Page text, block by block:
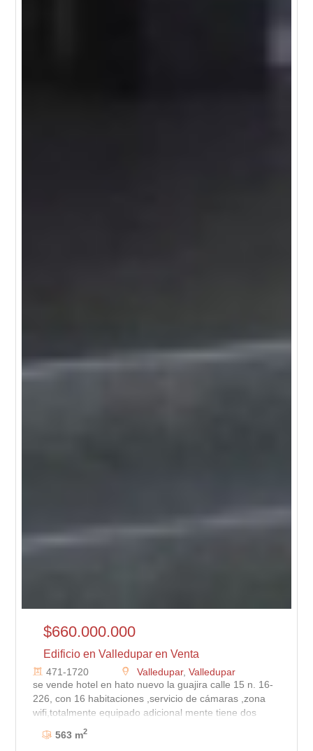
$660.000.000
Edificio en Valledupar en Venta
471-1720 Valledupar, Valledupar
se vende hotel en hato nuevo la guajira calle 15 n. 16-
226, con 16 habitaciones ,servicio de cámaras ,zona
wifi,totalmente equipado adicional mente tiene dos
locales comerciales esta ubicado sobre la via principal
563 m2